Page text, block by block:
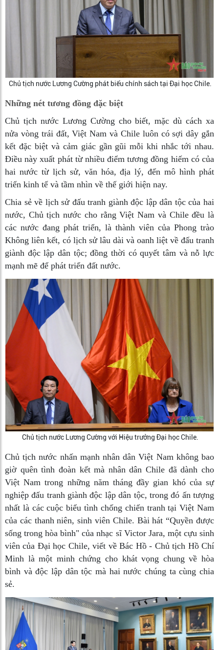
Chủ tịch nước Lương Cường phát biểu chính sách tại Đại học Chile.
Những nét tương đồng đặc biệt
Chủ tịch nước Lương Cường cho biết, mặc dù cách xa
nửa vòng trái đất, Việt Nam và Chile luôn có sợi dây gắn
kết đặc biệt và cảm giác gần gũi mỗi khi nhắc tới nhau.
Điều này xuất phát từ nhiều điểm tương đồng hiếm có của
hai nước từ lịch sử, văn hóa, địa lý, đến mô hình phát
triển kinh tế và tầm nhìn về thế giới hiện nay.
Chia sẻ về lịch sử đấu tranh giành độc lập dân tộc của hai
nước, Chủ tịch nước cho rằng Việt Nam và Chile đều là
các nước đang phát triển, là thành viên của Phong trào
Không liên kết, có lịch sử lâu dài và oanh liệt về đấu tranh
giành độc lập dân tộc; đồng thời có quyết tâm và nỗ lực
mạnh mẽ để phát triển đất nước.
Chủ tịch nước Lương Cường với Hiệu trưởng Đại học Chile.
Chủ tịch nước nhấn mạnh nhân dân Việt Nam không bao
giờ quên tình đoàn kết mà nhân dân Chile đã dành cho
Việt Nam trong những năm tháng đầy gian khó của sự
nghiệp đấu tranh giành độc lập dân tộc, trong đó ấn tượng
nhất là các cuộc biểu tình chống chiến tranh tại Việt Nam
của các thanh niên, sinh viên Chile. Bài hát “Quyền được
sống trong hòa bình" của nhạc sĩ Victor Jara, một cựu sinh
viên của Đại học Chile, viết về Bác Hồ - Chủ tịch Hồ Chí
Minh là một minh chứng cho khát vọng chung về hòa
bình và độc lập dân tộc mà hai nước chúng ta cùng chia
sẻ.